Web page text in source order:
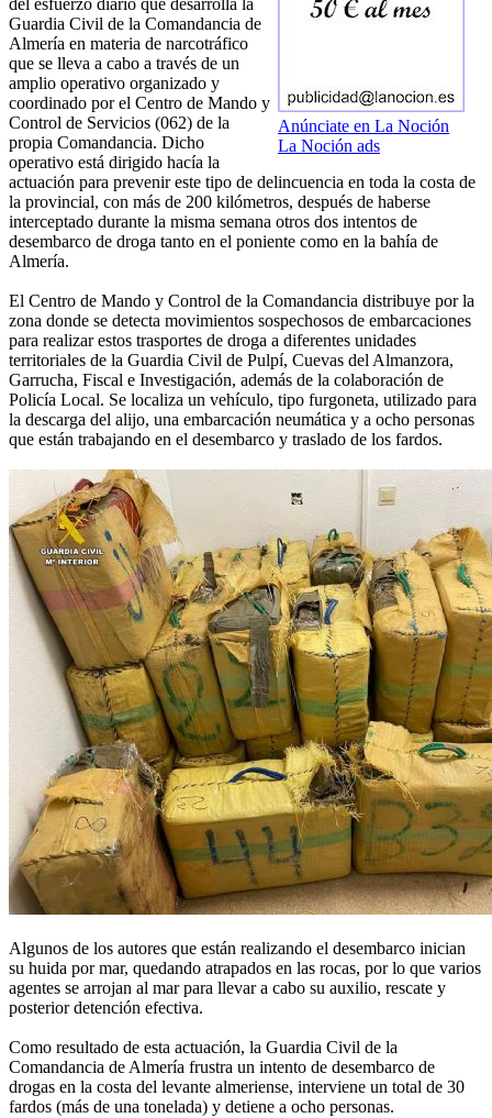
Anúnciate en La Noción
La Noción ads
del esfuerzo diario que desarrolla la
Guardia Civil de la Comandancia de
Almería en materia de narcotráfico
que se lleva a cabo a través de un
amplio operativo organizado y
coordinado por el Centro de Mando y
Control de Servicios (062) de la
propia Comandancia. Dicho
operativo está dirigido hacía la
actuación para prevenir este tipo de delincuencia en toda la costa de
la provincial, con más de 200 kilómetros, después de haberse
interceptado durante la misma semana otros dos intentos de
desembarco de droga tanto en el poniente como en la bahía de
Almería.
El Centro de Mando y Control de la Comandancia distribuye por la
zona donde se detecta movimientos sospechosos de embarcaciones
para realizar estos trasportes de droga a diferentes unidades
territoriales de la Guardia Civil de Pulpí, Cuevas del Almanzora,
Garrucha, Fiscal e Investigación, además de la colaboración de
Policía Local. Se localiza un vehículo, tipo furgoneta, utilizado para
la descarga del alijo, una embarcación neumática y a ocho personas
que están trabajando en el desembarco y traslado de los fardos.
Algunos de los autores que están realizando el desembarco inician
su huida por mar, quedando atrapados en las rocas, por lo que varios
agentes se arrojan al mar para llevar a cabo su auxilio, rescate y
posterior detención efectiva.
Como resultado de esta actuación, la Guardia Civil de la
Comandancia de Almería frustra un intento de desembarco de
drogas en la costa del levante almeriense, interviene un total de 30
fardos (más de una tonelada) y detiene a ocho personas.